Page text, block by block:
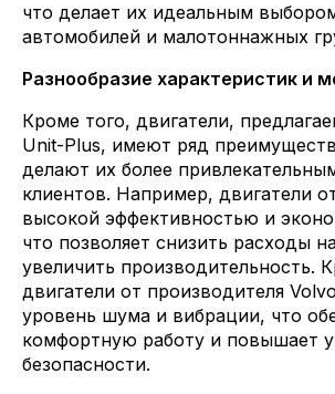
что делает их идеальным
автомобилей и малотоннажных
Разнообразие характеристик и
Кроме того, двигатели,
Unit-Plus, имеют ряд
делают их более
клиентов. Например, двигатели
высокой эффективностью и
что позволяет снизить расходы
увеличить производительность.
двигатели от производителя
уровень шума и вибрации, что
комфортную работу и повышает
безопасности.